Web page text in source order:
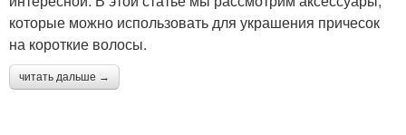
которые можно использовать для украшения причесок
на короткие волосы.
читать дальше →